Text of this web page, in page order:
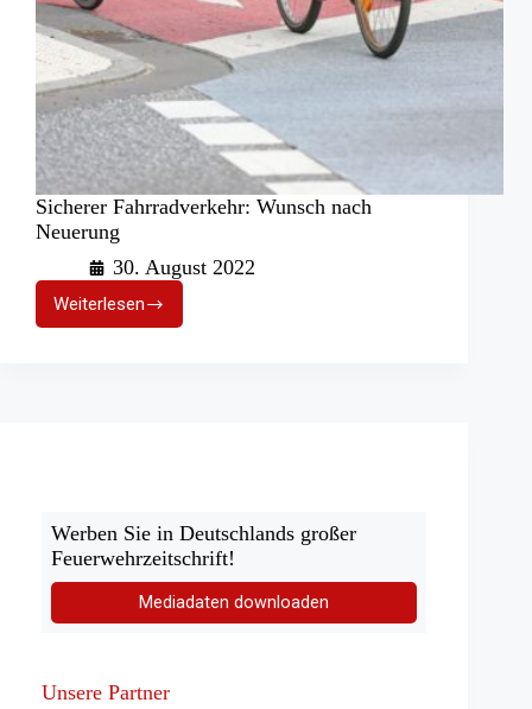
Sicherer Fahrradverkehr: Wunsch nach
Neuerung
30. August 2022
Weiterlesen
Sicherer
Fahrradverkehr:
Werben Sie in Deutschlands großer
Feuerwehrzeitschrift!
Mediadaten downloaden
Unsere Partner